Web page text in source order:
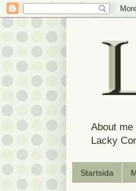
About
Lacky
Startsida